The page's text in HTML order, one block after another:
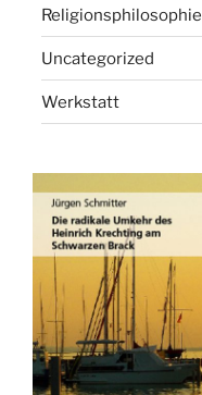
Religionsphilosophie
Uncategorized
Werkstatt